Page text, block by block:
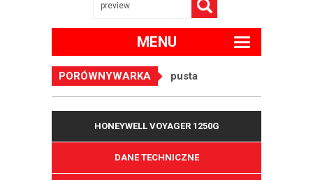
MENU
PORÓWNYWARKA pusta
HONEYWELL VOYAGER 1250G
DANE TECHNICZNE